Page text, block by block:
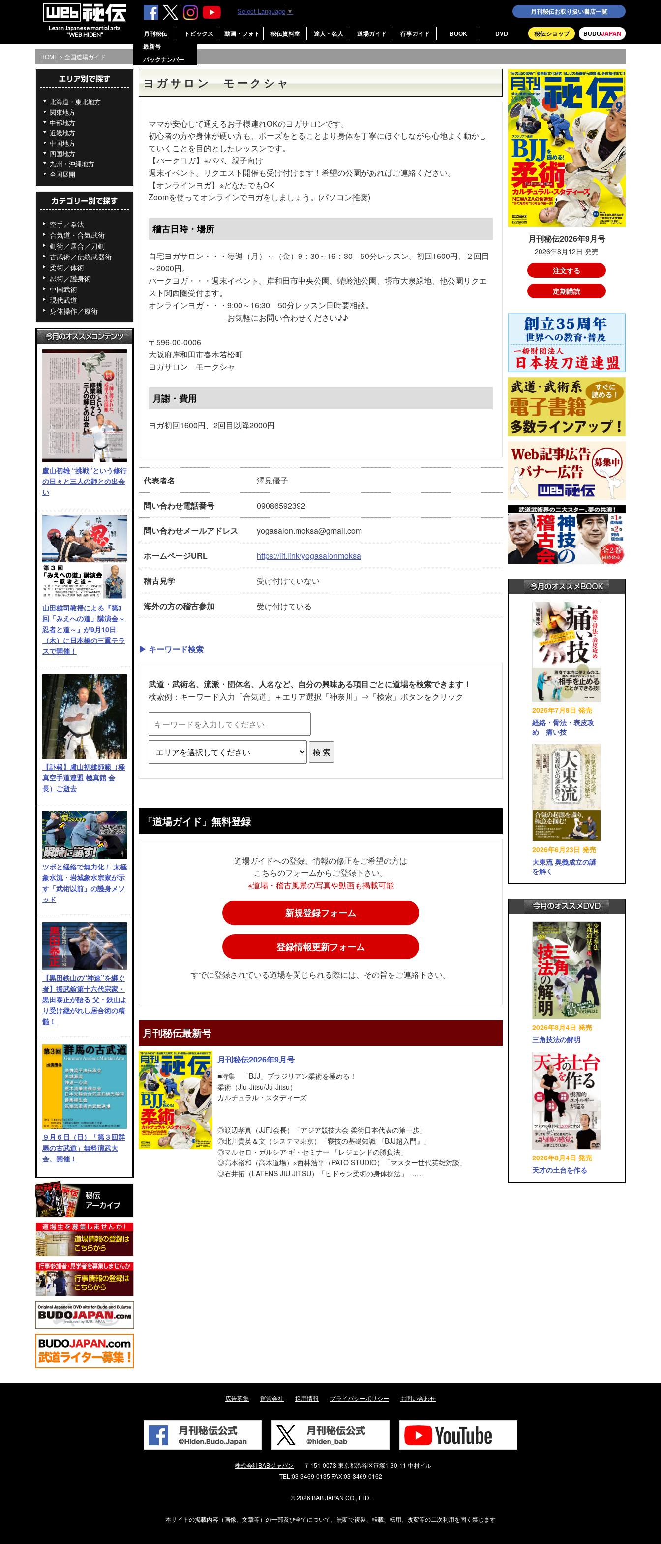
Learn Japanese martial arts
"WEB HIDEN"
月刊秘伝お取り扱い書店一覧
BUDOJAPAN
秘伝ショップ
月刊秘伝
最新号
バックナンバー
トピックス 動画・フォト 秘伝資料室 達人・名人 道場ガイド 行事ガイド BOOK DVD
Select Language ▼
HOME > 全国道場ガイド
北海道・東北地方
関東地方
中部地方
近畿地方
中国地方
四国地方
九州・沖縄地方
全国展開
空手／拳法
合気道・合気武術
剣術／居合／刀剣
古武術／伝統武器術
柔術／体術
忍術／護身術
中国武術
現代武道
身体操作／療術
盧山初雄 “挑戦”という修行
の日々と三人の師との出会
い
山田雄司教授による『第3
回「みえへの道」講演会～
忍者と道～』が9月10日
（木）に日本橋の三重テラ
スで開催！
【訃報】盧山初雄師範（極
真空手道連盟 極真館 会
長）ご逝去
ツボと経絡で無力化！ 太極
象水流・岩城象水宗家が示
す「武術以前」の護身メソ
ッド
【黒田鉄山の“神速”を継ぐ
者】振武舘第十六代宗家・
黒田泰正が語る 父・鉄山よ
り受け継がれし居合術の精
髄！
９月６日（日）「第３回群
馬の古武道」無料演武大
会、開催！
ヨガサロン モークシャ
ママが安心して通えるお子様連れOKのヨガサロンです。
初心者の方や身体が硬い方も、ポーズをとることより身体を丁寧にほぐしながら心地よく動かし
ていくことを目的としたレッスンです。
【パークヨガ】※パパ、親子向け
週末イベント。リクエスト開催も受け付けます！希望の公園があればご連絡ください。
【オンラインヨガ】※どなたでもOK
Zoomを使ってオンラインでヨガをしましょう。(パソコン推奨)
稽古日時・場所
自宅ヨガサロン・・・毎週（月）～（金）9：30～16：30 50分レッスン。初回1600円、２回目
～2000円。
パークヨガ・・・週末イベント。岸和田市中央公園、蜻蛉池公園、堺市大泉緑地、他公園リクエ
スト関西圏受付ます。
オンラインヨガ・・・9:00～16:30 50分レッスン日時要相談。
お気軽にお問い合わせください♪♪
〒596-00-0006
大阪府岸和田市春木若松町
ヨガサロン モークシャ
月謝・費用
ヨガ初回1600円、2回目以降2000円
代表者名 澤見優子
問い合わせ電話番号 09086592392
問い合わせメールアドレス yogasalon.moksa@gmail.com
ホームページURL https://lit.link/yogasalonmoksa
稽古見学 受け付けていない
海外の方の稽古参加 受け付けている
▶ キーワード検索
武道・武術名、流派・団体名、人名など、自分の興味ある項目ごとに道場を検索できます！
検索例：キーワード入力「合気道」＋エリア選択「神奈川」⇒「検索」ボタンをクリック
「道場ガイド」無料登録
道場ガイドへの登録、情報の修正をご希望の方は
こちらのフォームからご登録下さい。
※道場・稽古風景の写真や動画も掲載可能
新規登録フォーム
登録情報更新フォーム
すでに登録されている道場を閉じられる際には、その旨をご連絡下さい。
月刊秘伝最新号
月刊秘伝2026年9月号
■特集 「BJJ」ブラジリアン柔術を極める！
柔術（Jiu-Jitsu/Ju-Jitsu）
カルチュラル・スタディーズ
◎渡辺孝真（JJFJ会長）「アジア競技大会 柔術日本代表の第一歩」
◎北川貴英＆文（システマ東京）「寝技の基礎知識 『BJJ超入門』」
◎マルセロ・ガルシア ギ・セミナー 「レジェンドの勝負法」
◎高本裕和（高本道場）×西林浩平（PATO STUDIO）「マスター世代英雄対談」
◎石井拓（LATENS JIU JITSU）「ヒドゥン柔術の身体操法」 ……
月刊秘伝2026年9月号
2026年8月12日 発売
注文する
定期購読
2026年7月8日 発売
経絡・骨法・表皮攻
め 痛い技
2026年6月23日 発売
大東流 奥義成立の謎
を解く
2026年8月4日 発売
三角技法の解明
2026年8月4日 発売
天才の土台を作る
広告募集 運営会社 採用情報 プライバシーポリシー お問い合わせ
株式会社BABジャパン
〒151-0073 東京都渋谷区笹塚1-30-11 中村ビル
TEL:03-3469-0135 FAX:03-3469-0162
©2026 BAB JAPAN CO., LTD.
本サイトの掲載内容（画像、文章等）の一部及び全てについて、無断で複製、転載、転用、改変等の二次利用を固く禁じます